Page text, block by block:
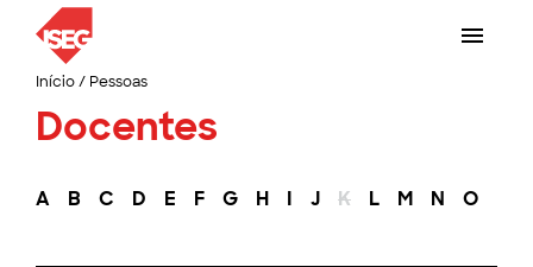
Início/ Pessoas
Docentes
A B C D E F G H I J K L M N O